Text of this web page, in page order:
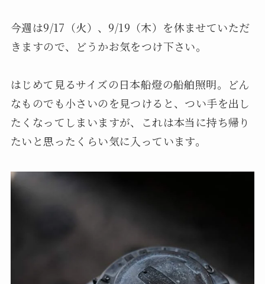
今週は9/17（火）、9/19（木）を休ませていただ
きますので、どうかお気をつけ下さい。
はじめて見るサイズの日本船燈の船舶照明。どん
なものでも小さいのを見つけると、つい手を出し
たくなってしまいますが、これは本当に持ち帰り
たいと思ったくらい気に入っています。